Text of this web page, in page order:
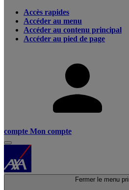
Accès rapides
Accéder au menu
Accéder au contenu principal
Accéder au pied de page
compte Mon compte
Fermer le menu